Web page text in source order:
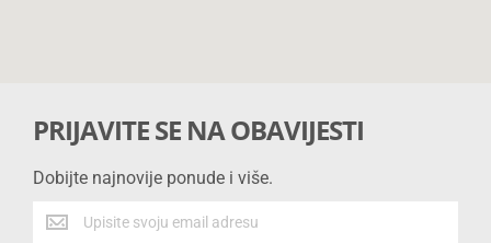
PRIJAVITE SE NA OBAVIJESTI
Dobijte najnovije ponude i više.
Dobijte
najnovije